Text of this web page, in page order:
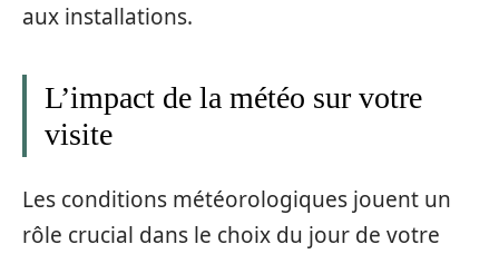
aux installations.
L’impact de la météo sur votre
visite
Les conditions météorologiques jouent un
rôle crucial dans le choix du jour de votre